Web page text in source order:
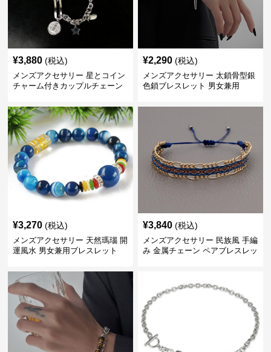
¥3,880 (税込)
メンズアクセサリー 星とコイン
チャーム付きカップルチェーン
¥2,290 (税込)
メンズアクセサリー 太鎖骨型銀
色鎖ブレスレット 男女兼用
¥3,270 (税込)
メンズアクセサリー 天然瑪瑙 開
運風水 男女兼用ブレスレット
¥3,840 (税込)
メンズアクセサリー 民族風 手編
み 金属チェーン ペアブレスレッ